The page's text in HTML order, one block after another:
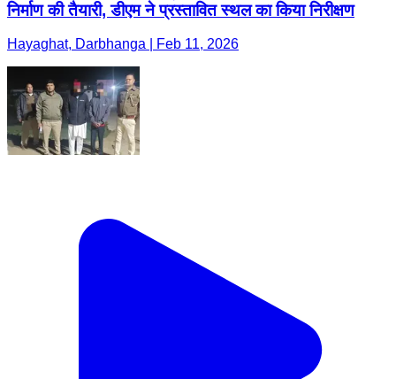
निर्माण की तैयारी, डीएम ने प्रस्तावित स्थल का किया निरीक्षण
Hayaghat, Darbhanga | Feb 11, 2026